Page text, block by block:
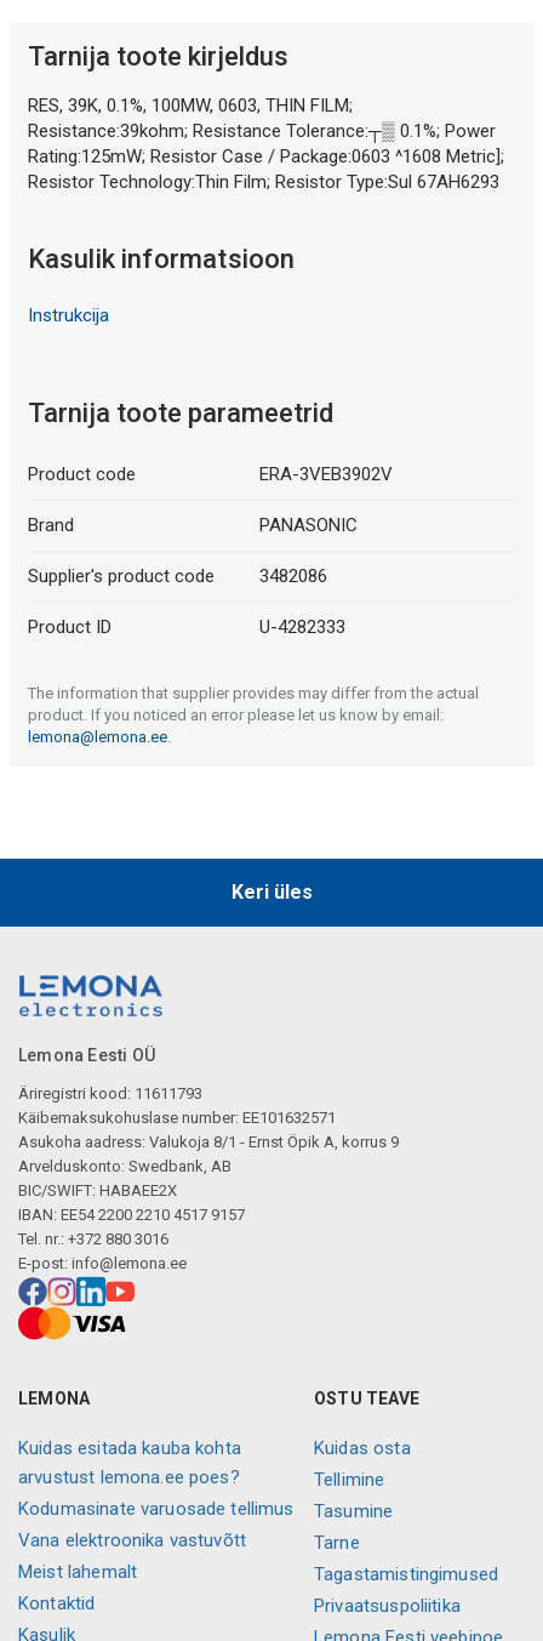
Tarnija toote kirjeldus
RES, 39K, 0.1%, 100MW, 0603, THIN FILM;
Resistance:39kohm; Resistance Tolerance:┬▒ 0.1%; Power
Rating:125mW; Resistor Case / Package:0603 ^1608 Metric];
Resistor Technology:Thin Film; Resistor Type:Sul 67AH6293
Kasulik informatsioon
Instrukcija
Tarnija toote parameetrid
Product code ERA-3VEB3902V
Brand PANASONIC
Supplier's product code 3482086
Product ID U-4282333
The information that supplier provides may differ from the actual
product. If you noticed an error please let us know by email:
lemona@lemona.ee.
Keri üles
Lemona Eesti OÜ
Äriregistri kood: 11611793
Käibemaksukohuslase number: EE101632571
Asukoha aadress: Valukoja 8/1 - Ernst Öpik A, korrus 9
Arvelduskonto: Swedbank, AB
BIC/SWIFT: HABAEE2X
IBAN: EE54 2200 2210 4517 9157
Tel. nr.: +372 880 3016
E-post: info@lemona.ee
LEMONA
Kuidas esitada kauba kohta
arvustust lemona.ee poes?
Kodumasinate varuosade tellimus
Vana elektroonika vastuvõtt
Meist lahemalt
Kontaktid
Kasulik
OSTU TEAVE
Kuidas osta
Tellimine
Tasumine
Tarne
Tagastamistingimused
Privaatsuspoliitika